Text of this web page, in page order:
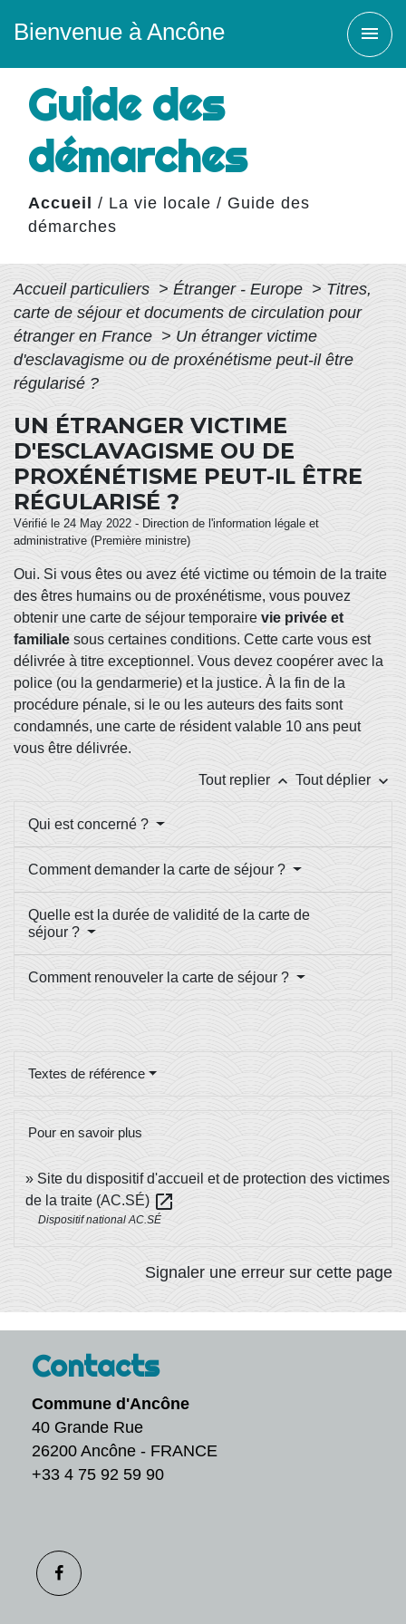
Bienvenue à Ancône menu
Guide des
démarches
Accueil / La vie locale / Guide des
démarches
Accueil particuliers > Étranger - Europe > Titres,
carte de séjour et documents de circulation pour
étranger en France > Un étranger victime
d'esclavagisme ou de proxénétisme peut-il être
régularisé ?
UN ÉTRANGER VICTIME
D'ESCLAVAGISME OU DE
PROXÉNÉTISME PEUT-IL ÊTRE
RÉGULARISÉ ?
Vérifié le 24 May 2022 - Direction de l'information légale et
administrative (Première ministre)
Oui. Si vous êtes ou avez été victime ou témoin de la traite
des êtres humains ou de proxénétisme, vous pouvez
obtenir une carte de séjour temporaire vie privée et
familiale sous certaines conditions. Cette carte vous est
délivrée à titre exceptionnel. Vous devez coopérer avec la
police (ou la gendarmerie) et la justice. À la fin de la
procédure pénale, si le ou les auteurs des faits sont
condamnés, une carte de résident valable 10 ans peut
vous être délivrée.
Tout replier keyboard_arrow_up Tout déplier keyboard_arrow_down
Qui est concerné ?
Comment demander la carte de séjour ?
Quelle est la durée de validité de la carte de
séjour ?
Comment renouveler la carte de séjour ?
Textes de référence
Pour en savoir plus
Site du dispositif d'accueil et de protection des victimes
de la traite (AC.SÉ) open_in_new
Dispositif national AC.SÉ
Signaler une erreur sur cette page
Contacts
Commune d'Ancône
40 Grande Rue
26200 Ancône - FRANCE
+33 4 75 92 59 90